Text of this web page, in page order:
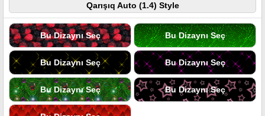
Qarışıq Auto (1.4) Style
Bu Dizaynı Seç Bu Dizaynı Seç
Bu Dizaynı Seç Bu Dizaynı Seç
Bu Dizaynı Seç Bu Dizaynı Seç